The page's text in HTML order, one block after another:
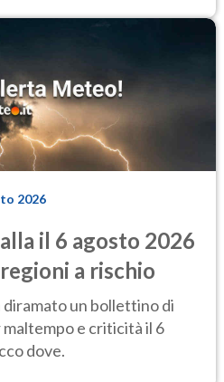
2026
il 6 agosto 2026
a rischio
diramato un bollettino di
e criticità il 6
dove.